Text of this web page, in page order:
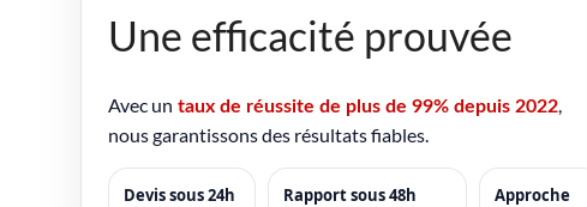
Une efficacité prouvée
Avec un taux de réussite de plus de 99% depuis 2022,
nous garantissons des résultats fiables.
Devis sous 24h Rapport sous 48h
Approche